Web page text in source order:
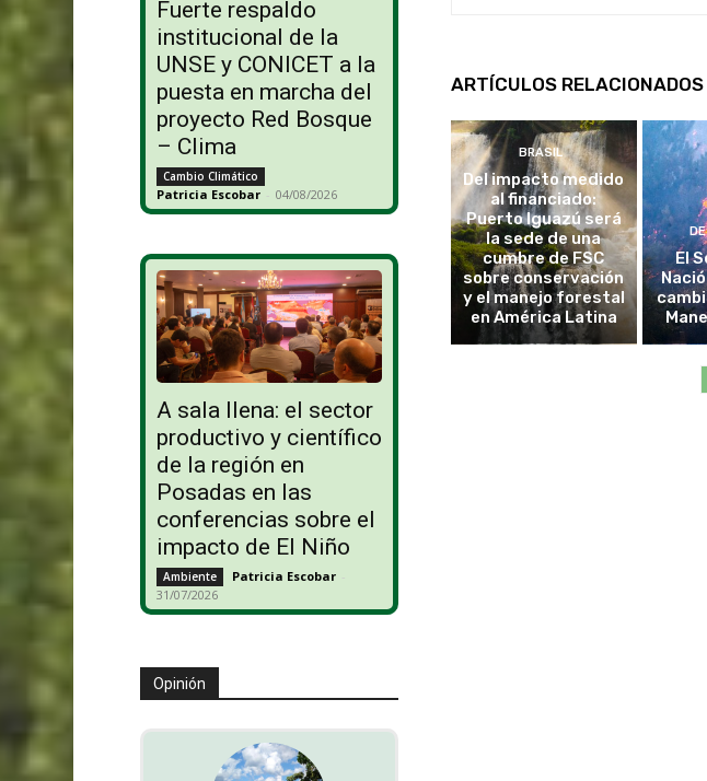
Fuerte respaldo
institucional de la
UNSE y CONICET a la
puesta en marcha del
proyecto Red Bosque
– Clima
Cambio Climático
Patricia Escobar - 04/08/2026
A sala llena: el sector
productivo y científico
de la región en
Posadas en las
conferencias sobre el
impacto de El Niño
Ambiente Patricia Escobar -
31/07/2026
Opinión
ARTÍCULOS RELACIONADOS
BRASIL
Del impacto medido
al financiado:
Puerto Iguazú será
la sede de una
cumbre de FSC
sobre conservación
y el manejo forestal
en América Latina
El